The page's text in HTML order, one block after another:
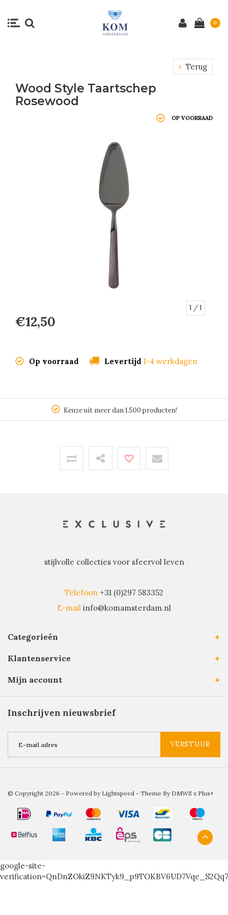
0
Terug
Wood Style Taartschep
Rosewood
OP VOORRAAD
1 / 1
€12,50
Op voorraad Levertijd 1-4 werkdagen
Keuze uit meer dan 1.500 producten!
stijlvolle collecties voor sfeervol leven
Telefoon +31 (0)297 583352
E-mail info@komamsterdam.nl
Categorieën
Klantenservice
Mijn account
Inschrijven nieuwsbrief
VERSTUUR
© Copyright 2026 - Powered by Lightspeed - Theme By DMWS x Plus+
google-site-